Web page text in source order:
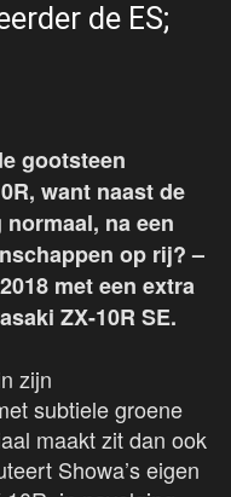
de ES;
gootsteen
want naast de
na een
op rij? –
met een extra
ZX-10R SE.
zijn
subtiele groene
maakt zit dan ook
Showa’s eigen